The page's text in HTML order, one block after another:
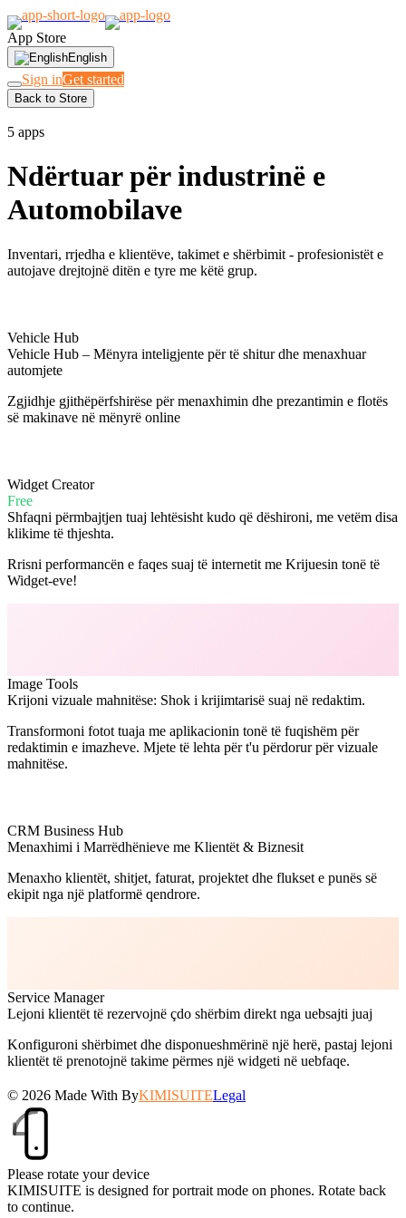
App Store
English
Sign inGet started
Back to Store
5 apps
Ndërtuar për industrinë e
Automobilave
Inventari, rrjedha e klientëve, takimet e shërbimit - profesionistët e
autojave drejtojnë ditën e tyre me këtë grup.
Vehicle Hub
Vehicle Hub – Mënyra inteligjente për të shitur dhe menaxhuar
automjete
Zgjidhje gjithëpërfshirëse për menaxhimin dhe prezantimin e flotës
së makinave në mënyrë online
Widget Creator
Free
Shfaqni përmbajtjen tuaj lehtësisht kudo që dëshironi, me vetëm disa
klikime të thjeshta.
Rrisni performancën e faqes suaj të internetit me Krijuesin tonë të
Widget-eve!
Image Tools
Krijoni vizuale mahnitëse: Shok i krijimtarisë suaj në redaktim.
Transformoni fotot tuaja me aplikacionin tonë të fuqishëm për
redaktimin e imazheve. Mjete të lehta për t'u përdorur për vizuale
mahnitëse.
CRM Business Hub
Menaxhimi i Marrëdhënieve me Klientët & Biznesit
Menaxho klientët, shitjet, faturat, projektet dhe flukset e punës së
ekipit nga një platformë qendrore.
Service Manager
Lejoni klientët të rezervojnë çdo shërbim direkt nga uebsajti juaj
Konfiguroni shërbimet dhe disponueshmërinë një herë, pastaj lejoni
klientët të prenotojnë takime përmes një widgeti në uebfaqe.
© 2026 Made With ByKIMISUITELegal
Please rotate your device
KIMISUITE is designed for portrait mode on phones. Rotate back
to continue.